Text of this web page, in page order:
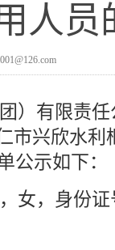
人员
）有限责
市兴欣水利
公示如下：
女，身份证